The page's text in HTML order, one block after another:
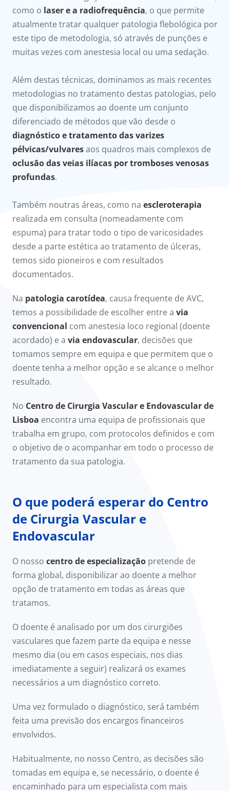
como o laser e a radiofrequência, o que permite
atualmente tratar qualquer patologia flebológica por
este tipo de metodologia, só através de punções e
muitas vezes com anestesia local ou uma sedação.
Além destas técnicas, dominamos as mais recentes
metodologias no tratamento destas patologias, pelo
que disponibilizamos ao doente um conjunto
diferenciado de métodos que vão desde o
diagnóstico e tratamento das varizes
pélvicas/vulvaresaos quadros mais complexos de
oclusão das veias ilíacas por tromboses venosas
profundas.
Também noutras áreas, como na escleroterapia
realizada em consulta (nomeadamente com
espuma) para tratar todo o tipo de varicosidades
desde a parte estética ao tratamento de úlceras,
temos sido pioneiros e com resultados
documentados.
Na patologia carotídea, causa frequente de AVC,
temos a possibilidade de escolher entre a via
convencional com anestesia loco regional (doente
acordado) e a via endovascular, decisões que
tomamos sempre em equipa e que permitem que o
doente tenha a melhor opção e se alcance o melhor
resultado.
No Centro de Cirurgia Vascular e Endovascular de
Lisboa encontra uma equipa de profissionais que
trabalha em grupo, com protocolos definidos e com
o objetivo de o acompanhar em todo o processo de
tratamento da sua patologia.
O que poderá esperar do Centro
de Cirurgia Vascular e
Endovascular
O nosso centro de especialização pretende de
forma global, disponibilizar ao doente a melhor
opção de tratamento em todas as áreas que
tratamos.
O doente é analisado por um dos cirurgiões
vasculares que fazem parte da equipa e nesse
mesmo dia (ou em casos especiais, nos dias
imediatamente a seguir) realizará os exames
necessários a um diagnóstico correto.
Uma vez formulado o diagnóstico, será também
feita uma previsão dos encargos financeiros
envolvidos.
Habitualmente, no nosso Centro, as decisões são
tomadas em equipa e, se necessário, o doente é
encaminhado para um especialista com mais